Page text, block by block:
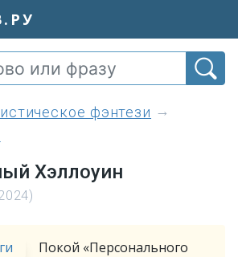
фэнтези
Хэллоуин
Покой «Персонального